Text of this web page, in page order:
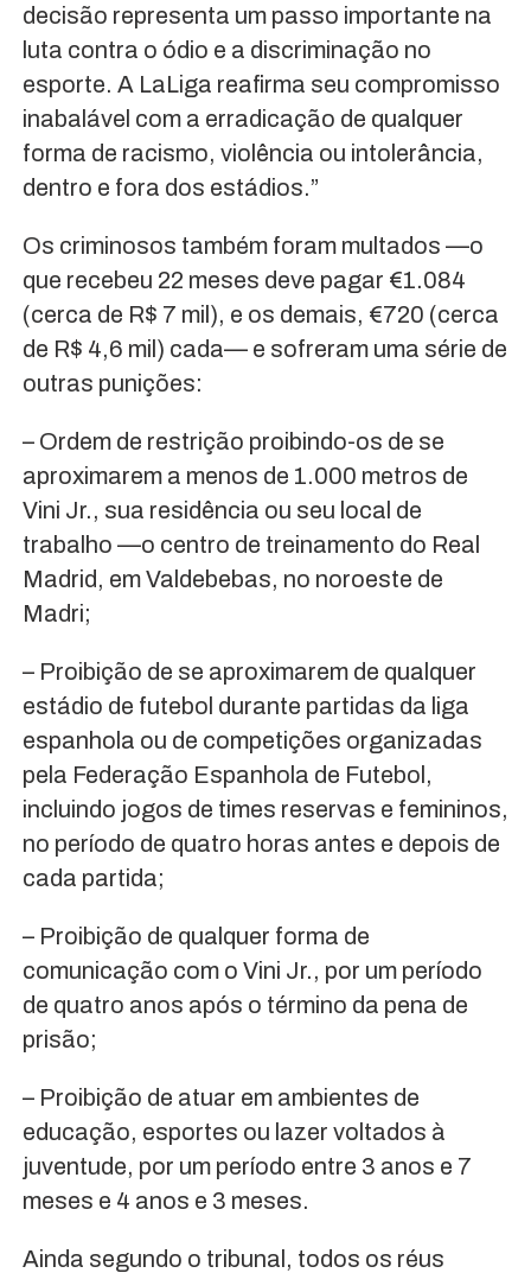
decisão representa um passo importante na
luta contra o ódio e a discriminação no
esporte. A LaLiga reafirma seu compromisso
inabalável com a erradicação de qualquer
forma de racismo, violência ou intolerância,
dentro e fora dos estádios.”
Os criminosos também foram multados —o
que recebeu 22 meses deve pagar €1.084
(cerca de R$ 7 mil), e os demais, €720 (cerca
de R$ 4,6 mil) cada— e sofreram uma série de
outras punições:
– Ordem de restrição proibindo-os de se
aproximarem a menos de 1.000 metros de
Vini Jr., sua residência ou seu local de
trabalho —o centro de treinamento do Real
Madrid, em Valdebebas, no noroeste de
Madri;
– Proibição de se aproximarem de qualquer
estádio de futebol durante partidas da liga
espanhola ou de competições organizadas
pela Federação Espanhola de Futebol,
incluindo jogos de times reservas e femininos,
no período de quatro horas antes e depois de
cada partida;
– Proibição de qualquer forma de
comunicação com o Vini Jr., por um período
de quatro anos após o término da pena de
prisão;
– Proibição de atuar em ambientes de
educação, esportes ou lazer voltados à
juventude, por um período entre 3 anos e 7
meses e 4 anos e 3 meses.
Ainda segundo o tribunal, todos os réus